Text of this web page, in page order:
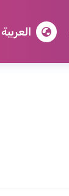
العربية